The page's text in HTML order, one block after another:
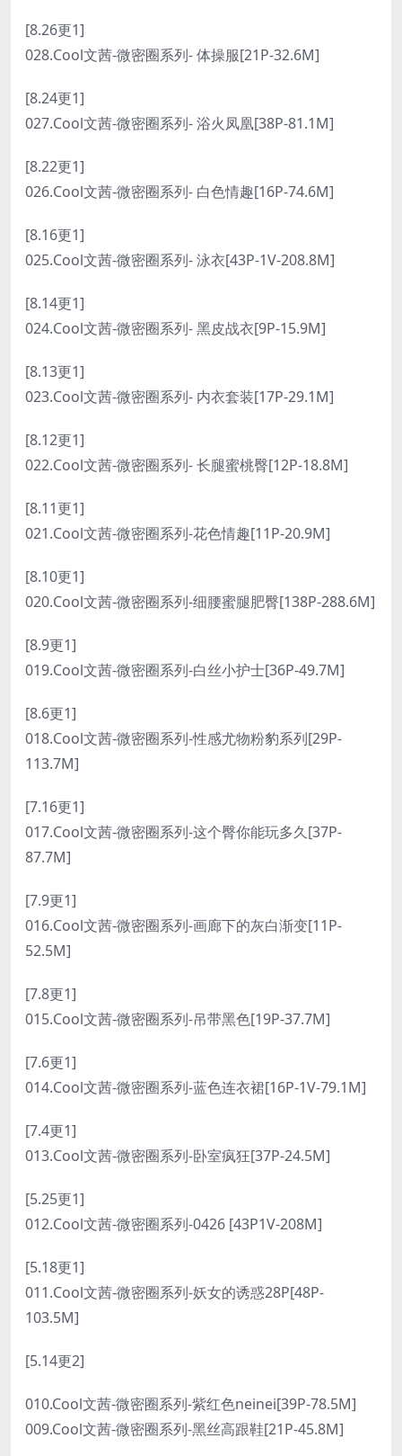
[8.26更1]
028.Cool文茜-微密圈系列- 体操服[21P-32.6M]
[8.24更1]
027.Cool文茜-微密圈系列- 浴火凤凰[38P-81.1M]
[8.22更1]
026.Cool文茜-微密圈系列- 白色情趣[16P-74.6M]
[8.16更1]
025.Cool文茜-微密圈系列- 泳衣[43P-1V-208.8M]
[8.14更1]
024.Cool文茜-微密圈系列- 黑皮战衣[9P-15.9M]
[8.13更1]
023.Cool文茜-微密圈系列- 内衣套装[17P-29.1M]
[8.12更1]
022.Cool文茜-微密圈系列- 长腿蜜桃臀[12P-18.8M]
[8.11更1]
021.Cool文茜-微密圈系列-花色情趣[11P-20.9M]
[8.10更1]
020.Cool文茜-微密圈系列-细腰蜜腿肥臀[138P-288.6M]
[8.9更1]
019.Cool文茜-微密圈系列-白丝小护士[36P-49.7M]
[8.6更1]
018.Cool文茜-微密圈系列-性感尤物粉豹系列[29P-
113.7M]
[7.16更1]
017.Cool文茜-微密圈系列-这个臀你能玩多久[37P-
87.7M]
[7.9更1]
016.Cool文茜-微密圈系列-画廊下的灰白渐变[11P-
52.5M]
[7.8更1]
015.Cool文茜-微密圈系列-吊带黑色[19P-37.7M]
[7.6更1]
014.Cool文茜-微密圈系列-蓝色连衣裙[16P-1V-79.1M]
[7.4更1]
013.Cool文茜-微密圈系列-卧室疯狂[37P-24.5M]
[5.25更1]
012.Cool文茜-微密圈系列-0426 [43P1V-208M]
[5.18更1]
011.Cool文茜-微密圈系列-妖女的诱惑28P[48P-
103.5M]
[5.14更2]
010.Cool文茜-微密圈系列-紫红色neinei[39P-78.5M]
009.Cool文茜-微密圈系列-黑丝高跟鞋[21P-45.8M]